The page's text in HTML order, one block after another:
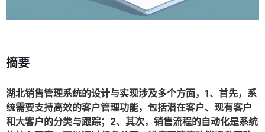
摘要
湖北销售管理系统的设计与实现涉及多个方面，1、首先，系
统需要支持高效的客户管理功能，包括潜在客户、现有客户
和大客户的分类与跟踪；2、其次，销售流程的自动化是系统